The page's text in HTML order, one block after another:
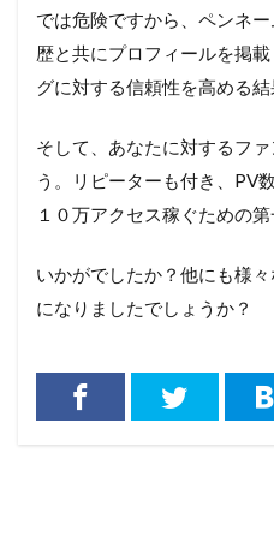
では危険ですから、ペンネ
歴と共にプロフィールを掲
グに対する信頼性を高める結
そして、あなたに対するフ
う。リピーターも付き、PV
１０万アクセス稼ぐための第
いかがでしたか？他にも様
になりましたでしょうか？